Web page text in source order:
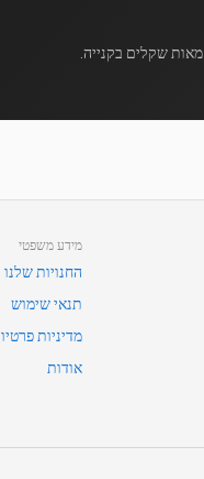
שקלים בקנייה.
מידע משפטי
החנויות שלנו
תנאי שימוש
מדיניות
אודות